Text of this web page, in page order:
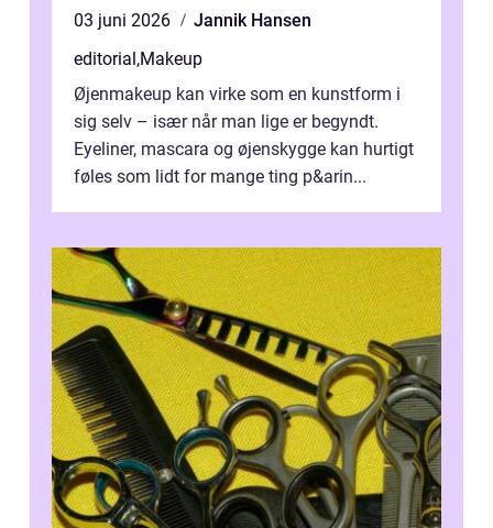
03 juni 2026
Jannik Hansen
editorial,Makeup
Øjenmakeup kan virke som en kunstform i
sig selv – især når man lige er begyndt.
Eyeliner, mascara og øjenskygge kan hurtigt
føles som lidt for mange ting p&arin...